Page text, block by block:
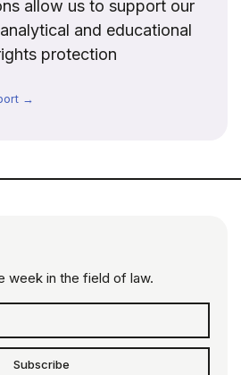
allow us to support our
and educational
protection
→
week in the field of law.
Subscribe